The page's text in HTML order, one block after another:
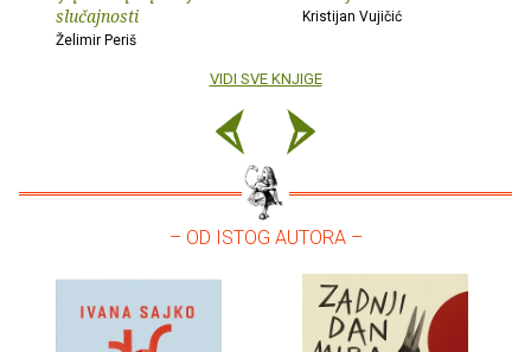
slučajnosti
Želimir Periš
Kristijan Vujičić
VIDI SVE KNJIGE
– OD ISTOG AUTORA –